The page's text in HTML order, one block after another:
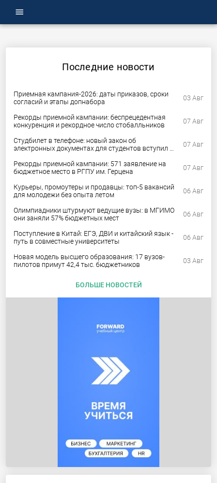
menu
Последние новости
Приемная кампания-2026: даты приказов, сроки
согласий и этапы допнабора
03 Авг
Рекорды приемной кампании: беспрецедентная
конкуренция и рекордное число стобалльников
07 Авг
Студбилет в телефоне: новый закон об
электронных документах для студентов вступил в
07 Авг
Рекорды приемной кампании: 571 заявление на
бюджетное место в РГПУ им. Герцена
07 Авг
Курьеры, промоутеры и продавцы: топ-5 вакансий
для молодежи без опыта летом
06 Авг
Олимпиадники штурмуют ведущие вузы: в МГИМО
они заняли 57% бюджетных мест
06 Авг
Поступление в Китай: ЕГЭ, ДВИ и китайский язык -
путь в совместные университеты
06 Авг
Новая модель высшего образования: 17 вузов-
пилотов примут 42,4 тыс. бюджетников
03 Авг
БОЛЬШЕ НОВОСТЕЙ